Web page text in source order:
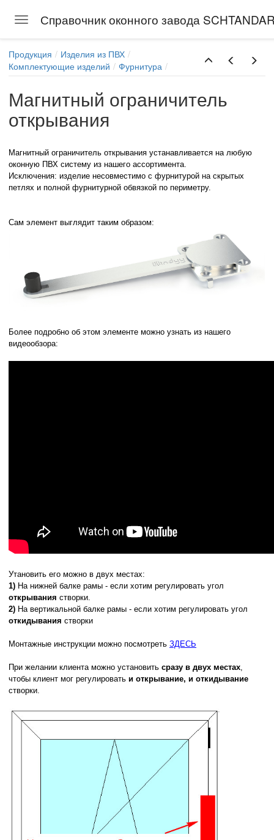
Toggle navigation
Справочник оконного завода
Продукция
Изделия из ПВХ
Комплектующие изделий
Фурнитура
Магнитный ограничитель
открывания
Магнитный ограничитель открывания устанавливается на любую
оконную ПВХ систему из нашего ассортимента.
Исключения: изделие несовместимо с фурнитурой на скрытых
петлях и полной фурнитурной обвязкой по периметру.
Сам элемент выглядит таким образом:
Более подробно об этом элементе можно узнать из нашего
видеообзора:
Утановить его можно в двух местах:
1) На нижней балке рамы - если хотим регулировать угол
открывания створки.
2) На вертикальной балке рамы - если хотим регулировать угол
откидывания створки
Монтажные инструкции можно посмотреть ЗДЕСЬ
При желании клиента можно установить сразу в двух местах
чтобы клиент мог регулировать и открывание, и откидывание
створки.